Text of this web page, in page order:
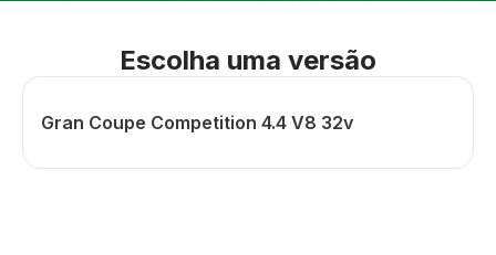
Escolha uma versão
Gran Coupe Competition 4.4 V8 32v